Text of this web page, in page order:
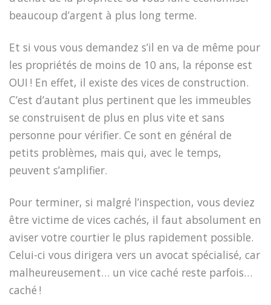
beaucoup d’argent à plus long terme.
Et si vous vous demandez s’il en va de même pour
les propriétés de moins de 10 ans, la réponse est
OUI ! En effet, il existe des vices de construction.
C’est d’autant plus pertinent que les immeubles
se construisent de plus en plus vite et sans
personne pour vérifier. Ce sont en général de
petits problèmes, mais qui, avec le temps,
peuvent s’amplifier.
Pour terminer, si malgré l’inspection, vous deviez
être victime de vices cachés, il faut absolument en
aviser votre courtier le plus rapidement possible.
Celui-ci vous dirigera vers un avocat spécialisé, car
malheureusement… un vice caché reste parfois…
caché !